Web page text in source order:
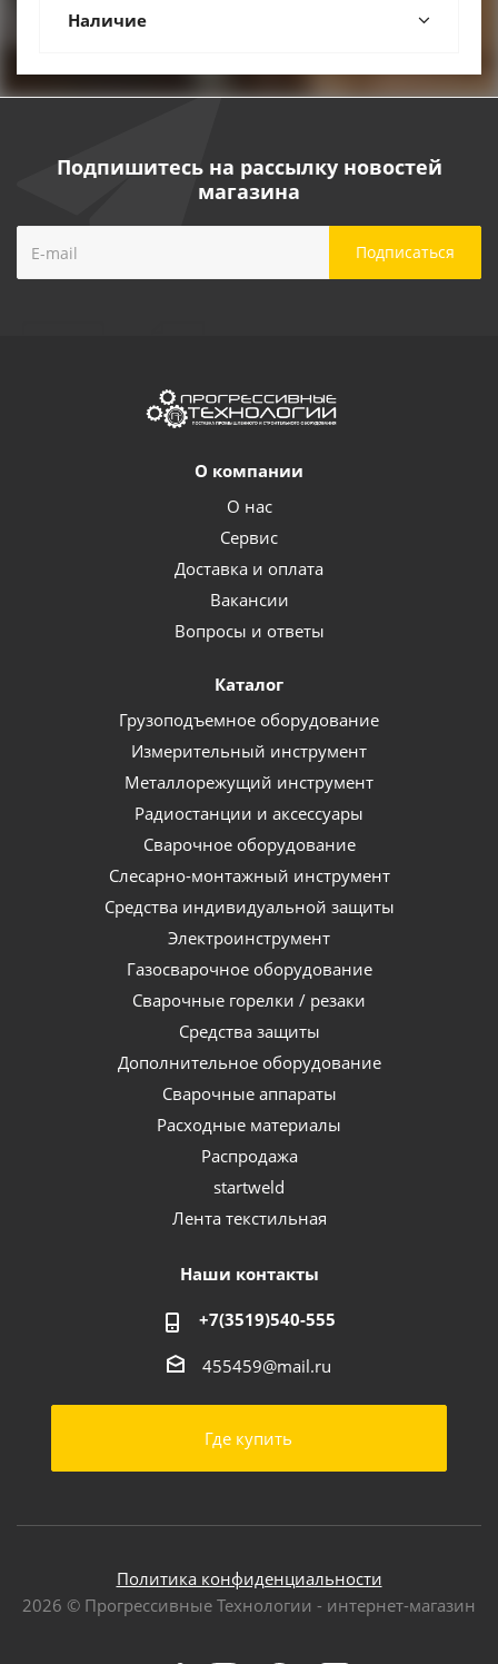
Наличие
Подпишитесь на рассылку новостей
магазина
О компании
О нас
Сервис
Доставка и оплата
Вакансии
Вопросы и ответы
Каталог
Грузоподъемное оборудование
Измерительный инструмент
Металлорежущий инструмент
Радиостанции и аксессуары
Сварочное оборудование
Слесарно-монтажный инструмент
Средства индивидуальной защиты
Электроинструмент
Газосварочное оборудование
Сварочные горелки / резаки
Средства защиты
Дополнительное оборудование
Сварочные аппараты
Расходные материалы
Распродажа
startweld
Лента текстильная
Наши контакты
+7(3519)540-555
455459@mail.ru
Где купить
Политика конфиденциальности
2026 © Прогрессивные Технологии - интернет-магазин